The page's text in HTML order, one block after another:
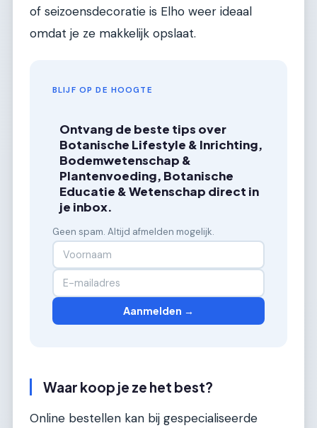
of seizoensdecoratie is Elho weer ideaal
omdat je ze makkelijk opslaat.
BLIJF OP DE HOOGTE
Ontvang de beste tips over
Botanische Lifestyle & Inrichting,
Bodemwetenschap &
Plantenvoeding, Botanische
Educatie & Wetenschap direct in
je inbox.
Geen spam. Altijd afmelden mogelijk.
Aanmelden →
Waar koop je ze het best?
Online bestellen kan bij gespecialiseerde